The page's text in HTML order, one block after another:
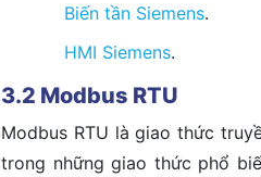
Biến tần Siemens.
HMI Siemens.
3.2 Modbus RTU
Modbus RTU là giao thức
trong những giao thức phổ